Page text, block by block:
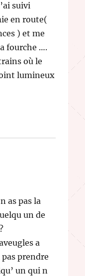
suivi
en route(
) et me
fourche ….
où le
lumineux
as pas la
un de
a
prendre
un qui n